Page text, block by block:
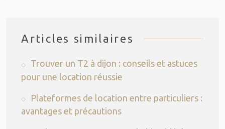
Articles similaires
Trouver un T2 à dijon : conseils et astuces
pour une location réussie
Plateformes de location entre particuliers :
avantages et précautions